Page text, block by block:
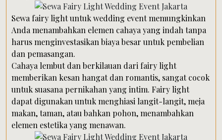
Sewa fairy light untuk wedding event memungkinkan
Anda menambahkan elemen cahaya yang indah tanpa
harus menginvestasikan biaya besar untuk pembelian
dan pemasangan.
Cahaya lembut dan berkilauan dari fairy light
memberikan kesan hangat dan romantis, sangat cocok
untuk suasana pernikahan yang intim. Fairy light
dapat digunakan untuk menghiasi langit-langit, meja
makan, taman, atau bahkan pohon, menambahkan
elemen estetika yang menawan.